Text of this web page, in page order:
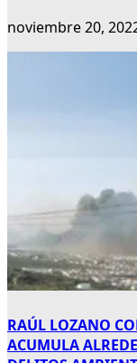
noviembre 20,
RAÚL LOZANO
ACUMULA